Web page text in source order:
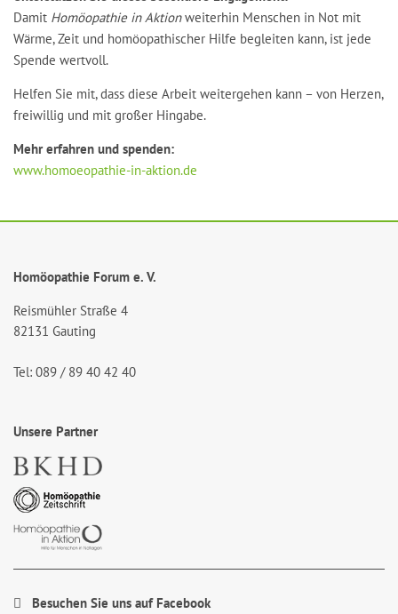
Damit Homöopathie in Aktionweiterhin Menschen in Not mit
Wärme, Zeit und homöopathischer Hilfe begleiten kann, ist jede
Spende wertvoll.
Helfen Sie mit, dass diese Arbeit weitergehen kann – von Herzen,
freiwillig und mit großer Hingabe.
Mehr erfahren und spenden:
www.homoeopathie-in-aktion.de
Homöopathie Forum e. V.
Reismühler Straße 4
82131 Gauting
Tel: 089 / 89 40 42 40
Unsere Partner
Besuchen Sie uns auf Facebook